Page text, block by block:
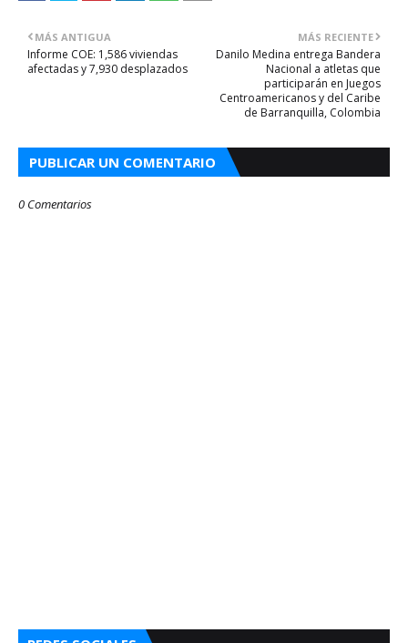
MÁS RECIENTE
Danilo Medina entrega Bandera
Nacional a atletas que
participarán en Juegos
Centroamericanos y del Caribe
de Barranquilla, Colombia
MÁS ANTIGUA
Informe COE: 1,586 viviendas
afectadas y 7,930 desplazados
PUBLICAR UN COMENTARIO
0 Comentarios